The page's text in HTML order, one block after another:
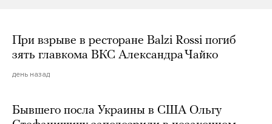
При взрыве в ресторане Balzi Rossi погиб
зять главкома ВКС Александра Чайко
день назад
Бывшего посла Украины в США Ольгу